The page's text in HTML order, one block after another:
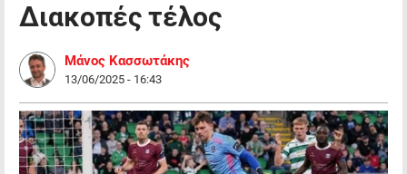
Διακοπές τέλος
Μάνος Κασσωτάκης
13/06/2025 - 16:43